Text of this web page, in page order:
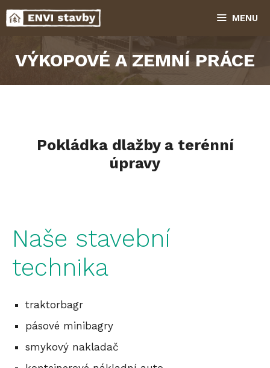
Přeskočit
na
MENU
VÝKOPOVÉ A ZEMNÍ PRÁCE
Pokládka dlažby a terénní
úpravy
Naše stavební
technika
traktorbagr
pásové minibagry
smykový nakladač